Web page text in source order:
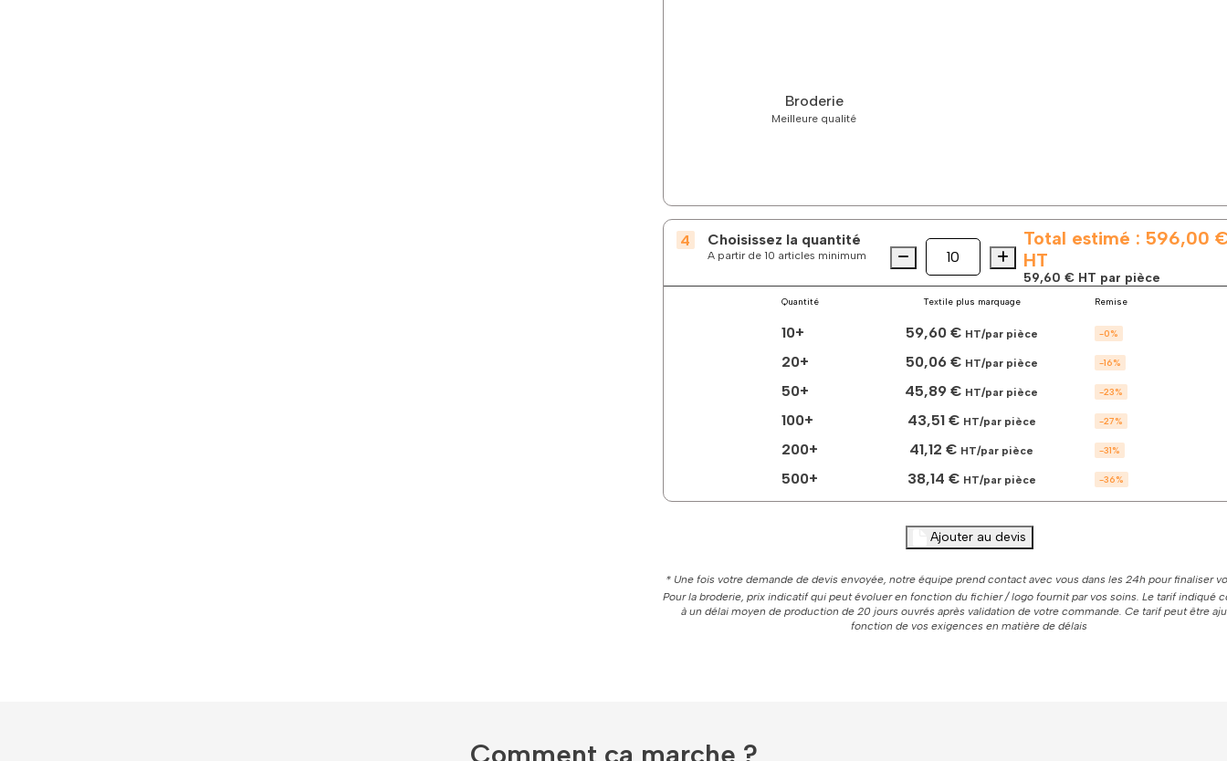
Broderie
Meilleure qualité
Choisissez la quantité
A partir de 10 articles minimum
Quantité
quantité
softshell
couches
capuche
femme
personnaliser
Total estimé : 596,00
HT
59,60 € HT par pièce
Quantité Textile plus marquage Remise
10+ 59,60 € HT/par pièce -0%
20+ 50,06 € HT/par pièce -16%
50+ 45,89 € HT/par pièce -23%
100+ 43,51 € HT/par pièce -27%
200+ 41,12 € HT/par pièce -31%
500+ 38,14 € HT/par pièce -36%
Ajouter au devis
* Une fois votre demande de devis envoyée, notre équipe prend contact avec vous dans les 24h pour finaliser
Pour la broderie, prix indicatif qui peut évoluer en fonction du fichier / logo fournit par vos soins. Le tarif indiqué
à un délai moyen de production de 20 jours ouvrés après validation de votre commande. Ce tarif peut être
fonction de vos exigences en matière de délais
Comment ça marche ?